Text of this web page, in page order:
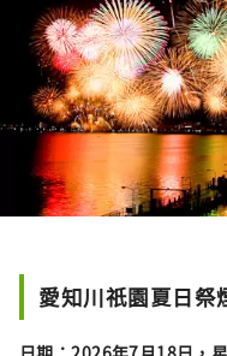
愛知川祇園夏日祭